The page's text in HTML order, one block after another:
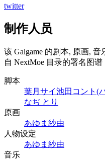
twitter
制作人员
该 Galgame 的剧本, 原画,
自 NextMoe 目录的署名图谱
脚本
葉月サイ池田コント(
なぢ とり
原画
あゆま紗由
人物设定
あゆま紗由
音乐